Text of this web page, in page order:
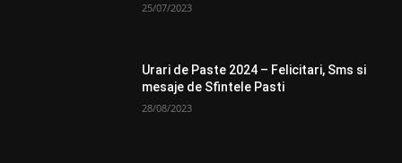
25/07/2023
Urari de Paste 2024 – Felicitari, Sms si
mesaje de Sfintele Pasti
28/08/2023